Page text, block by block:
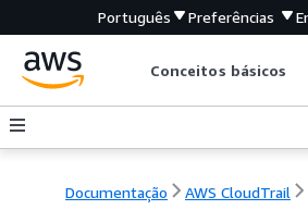
Português Preferências
Conceitos básicos
Documentação AWS CloudTrail